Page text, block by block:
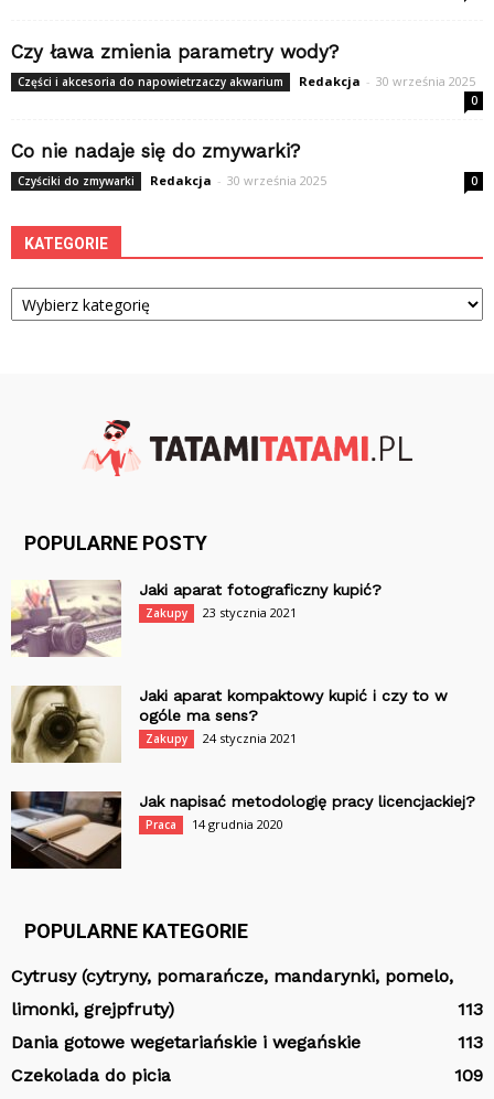
Czy ława zmienia parametry wody?
Części i akcesoria do napowietrzaczy akwarium Redakcja - 30 września 2025
0
Co nie nadaje się do zmywarki?
Czyściki do zmywarki Redakcja - 30 września 2025 0
KATEGORIE
Kategorie
POPULARNE POSTY
Jaki aparat fotograficzny kupić?
Zakupy 23 stycznia 2021
Jaki aparat kompaktowy kupić i czy to w
ogóle ma sens?
Zakupy 24 stycznia 2021
Jak napisać metodologię pracy licencjackiej?
Praca 14 grudnia 2020
POPULARNE KATEGORIE
Cytrusy (cytryny, pomarańcze, mandarynki, pomelo,
limonki, grejpfruty)
113
Dania gotowe wegetariańskie i wegańskie
113
Czekolada do picia
109